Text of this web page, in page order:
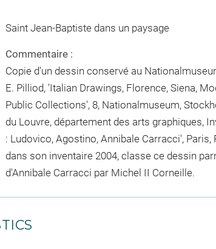
Saint Jean-Baptiste dans un paysage
Commentaire :
Copie d'un dessin conservé au
E. Pilliod, 'Italian Drawings, Florence, Siena,
Public Collections', 8, Nationalmuseum,
du Louvre, département des arts graphiques,
: Ludovico, Agostino, Annibale Carracci', Paris,
dans son inventaire 2004, classe ce dessin
d'Annibale Carracci par Michel II Corneille.